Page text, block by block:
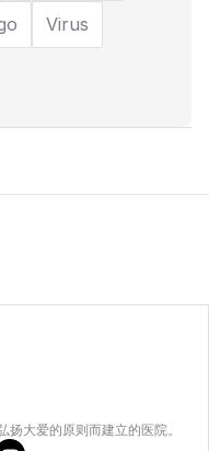
Virus
大爱的原则而建立的医院。